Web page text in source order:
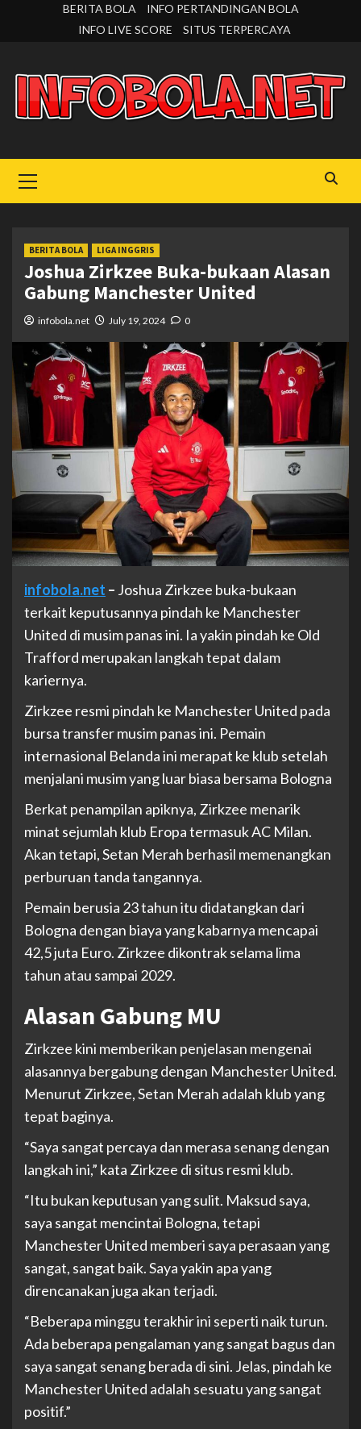
BERITA BOLA
INFO PERTANDINGAN BOLA
INFO LIVE SCORE
SITUS TERPERCAYA
Menu
BERITA BOLA LIGA INGGRIS
Joshua Zirkzee Buka-bukaan Alasan
Gabung Manchester United
infobola.net July 19, 2024 0
infobola.net – Joshua Zirkzee buka-bukaan
terkait keputusannya pindah ke Manchester
United di musim panas ini. Ia yakin pindah ke Old
Trafford merupakan langkah tepat dalam
kariernya.
Zirkzee resmi pindah ke Manchester United pada
bursa transfer musim panas ini. Pemain
internasional Belanda ini merapat ke klub setelah
menjalani musim yang luar biasa bersama Bologna
Berkat penampilan apiknya, Zirkzee menarik
minat sejumlah klub Eropa termasuk AC Milan.
Akan tetapi, Setan Merah berhasil memenangkan
perburuan tanda tangannya.
Pemain berusia 23 tahun itu didatangkan dari
Bologna dengan biaya yang kabarnya mencapai
42,5 juta Euro. Zirkzee dikontrak selama lima
tahun atau sampai 2029.
Alasan Gabung MU
Zirkzee kini memberikan penjelasan mengenai
alasannya bergabung dengan Manchester United.
Menurut Zirkzee, Setan Merah adalah klub yang
tepat baginya.
“Saya sangat percaya dan merasa senang dengan
langkah ini,” kata Zirkzee di situs resmi klub.
“Itu bukan keputusan yang sulit. Maksud saya,
saya sangat mencintai Bologna, tetapi
Manchester United memberi saya perasaan yang
sangat, sangat baik. Saya yakin apa yang
direncanakan juga akan terjadi.
“Beberapa minggu terakhir ini seperti naik turun.
Ada beberapa pengalaman yang sangat bagus dan
saya sangat senang berada di sini. Jelas, pindah ke
Manchester United adalah sesuatu yang sangat
positif.”